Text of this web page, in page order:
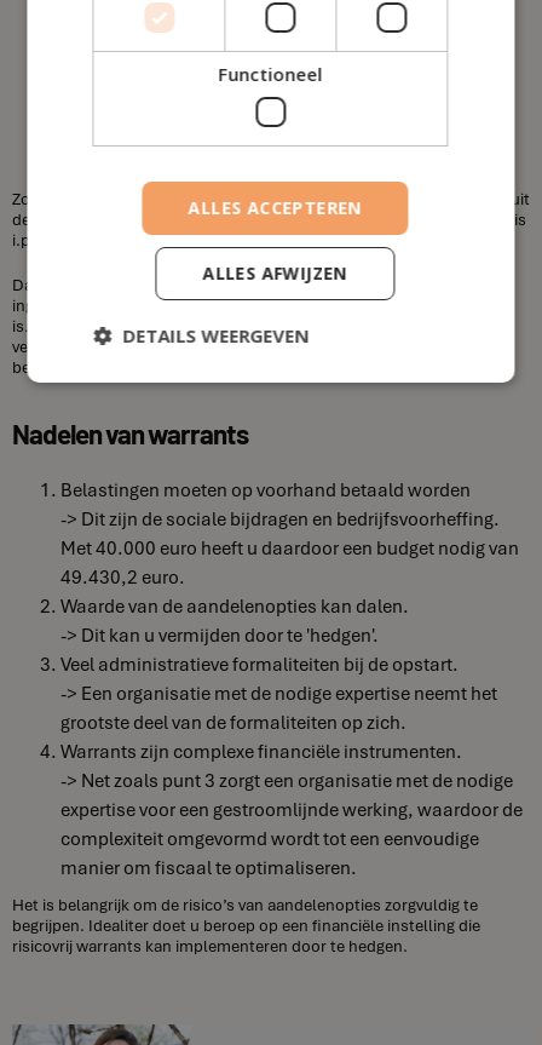
Bezoldiging
62,14%
Zoals u kunt zien wordt het voor de technieken duurder om het geld uit
de vennootschap te halen wanneer de vennootschapsbelasting 25% is
i.p.v. 20%, behalve voor de warrants.
Dat komt omdat aandelenopties vóór de vennootschapsbelasting
ingebracht worden en er geen vennootschapsbelasting verschuldigd
is. In tegenstelling tot de andere technieken, waarbij eerst de
vennootschapsbelasting verschuldigd is en daarna de resterende
belastingen (roerende voorheffingen).
Nadelen van warrants
Belastingen moeten op voorhand betaald worden
-> Dit zijn de sociale bijdragen en bedrijfsvoorheffing.
Met 40.000 euro heeft u daardoor een budget nodig van
49.430,2 euro.
Waarde van de aandelenopties kan dalen.
-> Dit kan u vermijden door te 'hedgen'.
Veel administratieve formaliteiten bij de opstart.
-> Een organisatie met de nodige expertise neemt het
grootste deel van de formaliteiten op zich.
Warrants zijn complexe financiële instrumenten.
-> Net zoals punt 3 zorgt een organisatie met de nodige
expertise voor een gestroomlijnde werking, waardoor de
complexiteit omgevormd wordt tot een eenvoudige
manier om fiscaal te optimaliseren.
Het is belangrijk om de risico’s van aandelenopties zorgvuldig te
begrijpen. Idealiter doet u beroep op een financiële instelling die
risicovrij warrants kan implementeren door te hedgen.
Functioneel
ALLES ACCEPTEREN
ALLES AFWIJZEN
DETAILS WEERGEVEN